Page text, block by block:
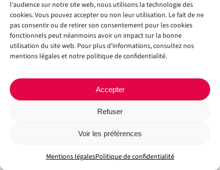
l'audience sur notre site web, nous utilisons la technologie des
cookies. Vous pouvez accepter ou non leur utilisation. Le fait de ne
pas consentir ou de retirer son consentement pour les cookies
fonctionnels peut néanmoins avoir un impact sur la bonne
utilisation du site web. Pour plus d'informations, consultez nos
mentions légales et notre politique de confidentialité.
Accepter
Refuser
Voir les préférences
Mentions légalesPolitique de confidentialité
Copyright 2012 - 2024 | Avada Website Builder byAvada
Reserved | Powered byWordPress
Facebook
X InstagramPinterest